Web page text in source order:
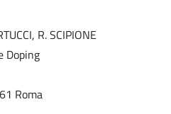
R. SCIPIONE
Doping
Roma